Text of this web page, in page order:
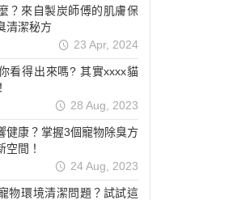
？來自製炭師傅的肌膚保
清潔秘方
23 Apr, 2024
看得出來嗎? 其實xxxx貓
28 Aug, 2023
健康？掌握3個寵物除臭方
空間！
24 Aug, 2023
物環境清潔問題？試試這